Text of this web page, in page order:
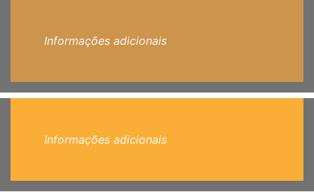
Informações adicionais
Informações adicionais